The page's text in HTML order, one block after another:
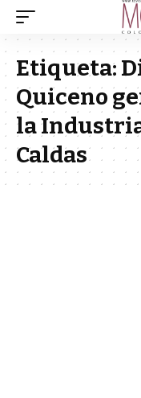
Etiqueta:
Quiceno
la
Caldas